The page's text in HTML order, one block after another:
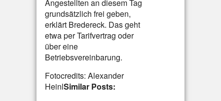
Angestellten an diesem Tag
grundsätzlich frei geben,
erklärt Bredereck. Das geht
etwa per Tarifvertrag oder
über eine
Betriebsvereinbarung.
Fotocredits: Alexander
HeinlSimilar Posts: